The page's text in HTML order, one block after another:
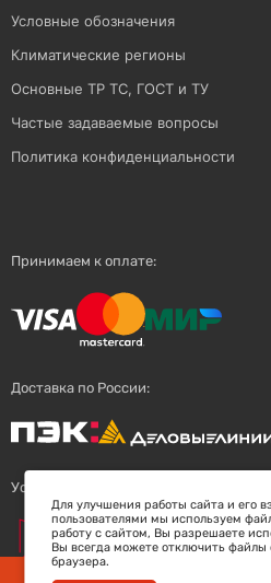
Условные обозначения
Климатические регионы
Основные ТР ТС, ГОСТ и ТУ
Частые задаваемые вопросы
Политика конфиденциальности
Принимаем к оплате:
Доставка по России:
Успешный поставщик:
Для улучшения работы сайта и его
пользователями мы используем
работу с сайтом, Вы разрешаете
Вы всегда можете отключить файлы
браузера.